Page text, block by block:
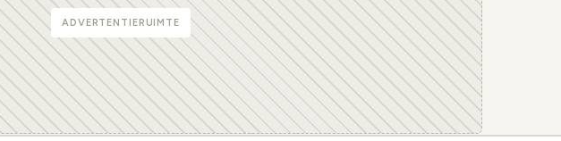
ADVERTENTIERUIMTE